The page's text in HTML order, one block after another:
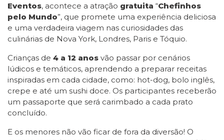
Eventos, acontece a atração gratuita “Chefinhos
pelo Mundo”, que promete uma experiência deliciosa
e uma verdadeira viagem nas curiosidades das
culinárias de Nova York, Londres, Paris e Tóquio.
Crianças de 4 a 12 anos vão passar por cenários
lúdicos e temáticos, aprendendo a preparar receitas
inspiradas em cada cidade, como: hot-dog, bolo inglês,
crepe e até um sushi doce. Os participantes receberão
um passaporte que será carimbado a cada prato
concluído.
E os menores não vão ficar de fora da diversão! O